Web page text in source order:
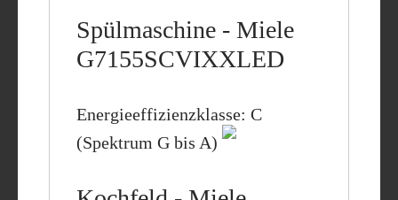
Spülmaschine - Miele
G7155SCVIXXLED
Energieeffizienzklasse: C
(Spektrum G bis A)